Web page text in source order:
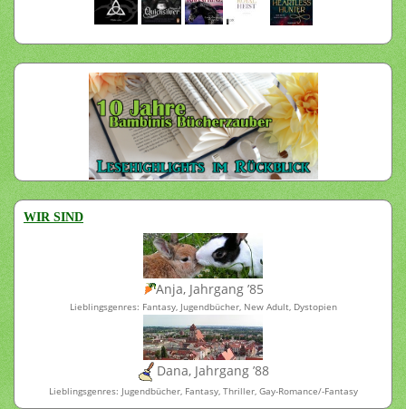
WIR SIND
Anja, Jahrgang ’85
Lieblingsgenres: Fantasy, Jugendbücher, New Adult, Dystopien
Dana, Jahrgang ’88
Lieblingsgenres: Jugendbücher, Fantasy, Thriller, Gay-Romance/-Fantasy